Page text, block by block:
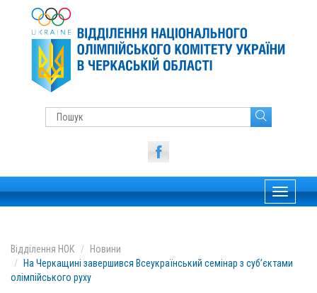
Toggle
Відділення НОК
Новини
На Черкащині завершився Всеукраїнський семінар з суб’єктами
олімпійського руху